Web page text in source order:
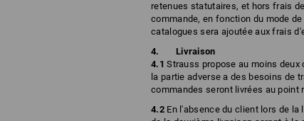
retenues statutaires, et hors frais
commande, en fonction du mode
catalogues sera ajoutée aux frais
Livraison
4.1 Strauss propose au moins
la partie adverse a des besoins de
commandes seront livrées au point
4.2En l'absence du client lors de la